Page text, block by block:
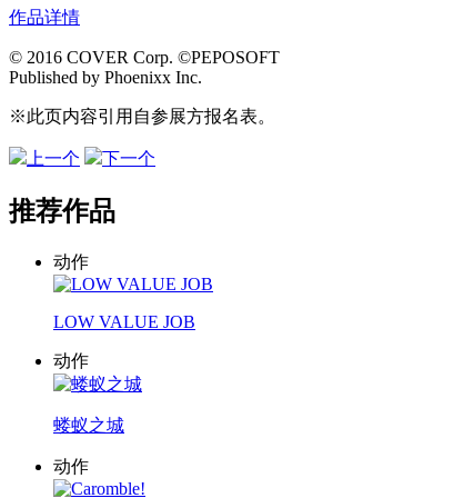
作品详情
© 2016 COVER Corp. ©PEPOSOFT
Published by Phoenixx Inc.
※此页内容引用自参展方报名表。
上一个 下一个
推荐作品
动作
LOW VALUE JOB
动作
蝼蚁之城
动作